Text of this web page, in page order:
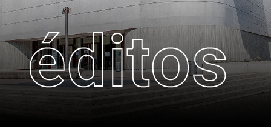
autour des représentations
scolaires et enseignements
partenaires culturels
partenaires et mécènes